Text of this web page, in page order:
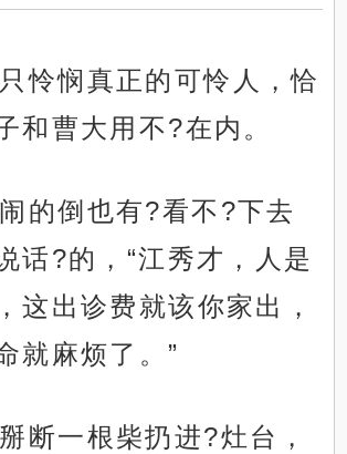
怜悯真正的可怜人，恰
和曹大用不?在内。
的倒也有?看不?下去
话?的，“江秀才，人是
这出诊费就该你家出，
就麻烦了。”
断一根柴扔进?灶台，